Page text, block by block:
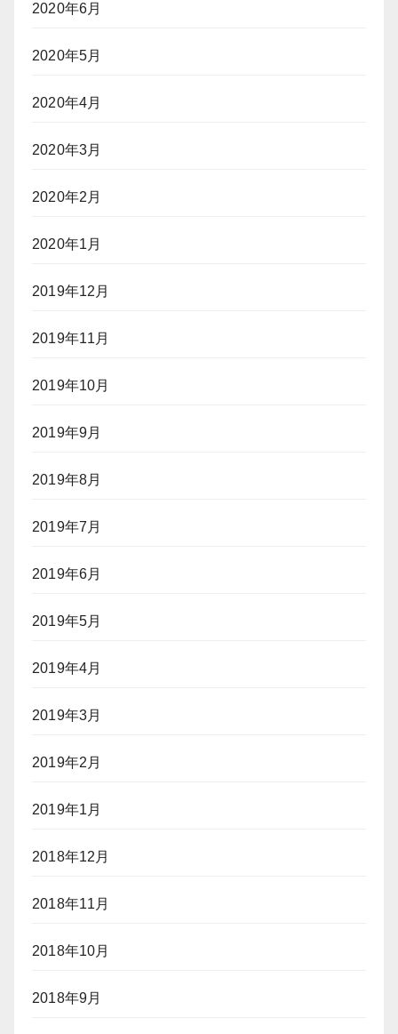
2020年6月
2020年5月
2020年4月
2020年3月
2020年2月
2020年1月
2019年12月
2019年11月
2019年10月
2019年9月
2019年8月
2019年7月
2019年6月
2019年5月
2019年4月
2019年3月
2019年2月
2019年1月
2018年12月
2018年11月
2018年10月
2018年9月